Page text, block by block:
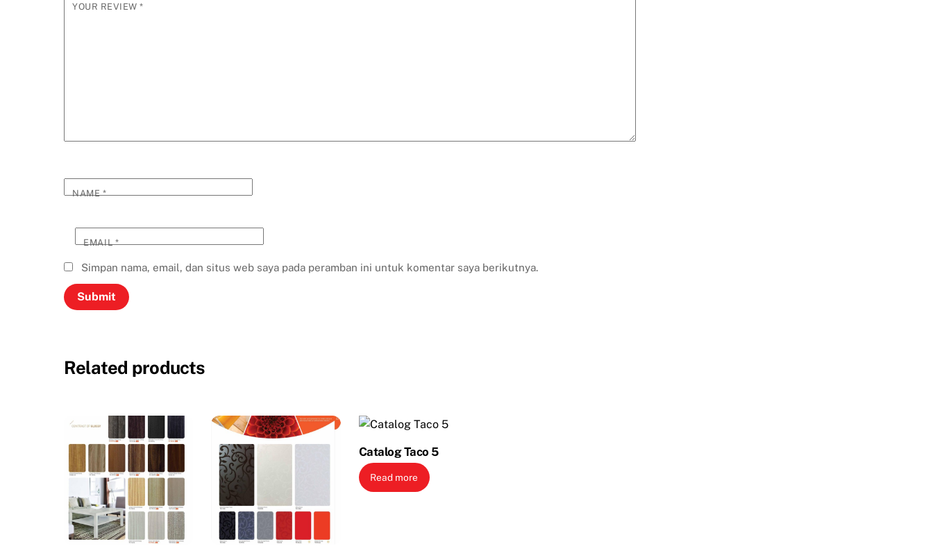
YOUR REVIEW*
NAME*
EMAIL*
Simpan nama, email, dan situs web saya pada peramban ini untuk komentar saya berikutnya.
Related products
Catalog Taco 5
Read more